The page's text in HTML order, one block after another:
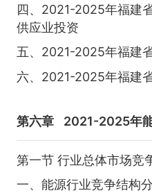
四、2021-2025年福建
供应业投资
五、2021-2025年福建
六、2021-2025年福建
第六章 2021-2025年
第一节 行业总体市场竞
一、能源行业竞争结构